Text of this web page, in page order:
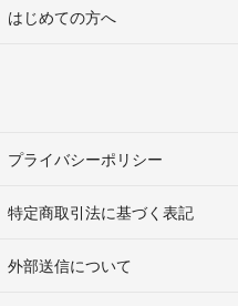
。
に修復いたします。
問題はございますでしょう
はじめての方へ
プライバシーポリシー
特定商取引法に基づく表記
外部送信について